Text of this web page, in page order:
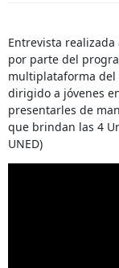
Entrevista
por parte del
multiplataforma del
dirigido a jóvenes
presentarles de
que brindan las 4
UNED)